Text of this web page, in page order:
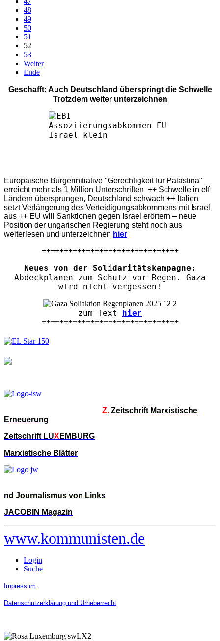
48
49
50
51
52
53
Weiter
Ende
Geschafft: Auch Deutschland überspringt die Schwelle
Trotzdem weiter unterzeichnen
Europäische Bürgerinitiative "Gerechtigkeit für Palästina"
erreicht mehr als 1 Million Unterschriften ++ Schwelle in elf
Ländern übersprungen, Deutschland schwach ++ Italien
setzt Verlängerung des Verteidigungsabkommens mit Israel
aus ++ EU will Sanktionen gegen Israel erörtern – neue
Position der ungarischen Regierung steht noch aus
weiterlesen und unterzeichnen hier
+++++++++++++++++++++++++++++++
Neues von der Solidaritätskampagne:
Abdeckplanen zum Schutz vor Regen. Gaza
wird nicht vergessen!
zum Text hier
+++++++++++++++++++++++++++++++
Z. Zeitschrift Marxistische
Erneuerung
Zeitschrift LUX EMBURG
Marxistische Blätter
nd Journalismus von Links
JACOBIN Magazin
www.kommunisten.de
Login
Suche
Impressum
Datenschutzerklärung und Urheberrecht